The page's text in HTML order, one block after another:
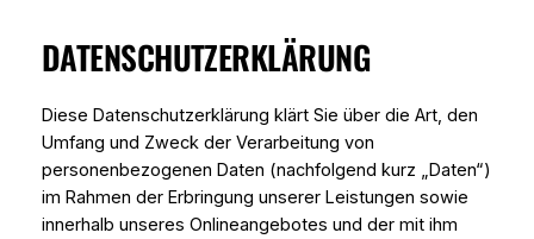
DATENSCHUTZERKLÄRUNG
Diese Datenschutzerklärung klärt Sie über die Art, den
Umfang und Zweck der Verarbeitung von
personenbezogenen Daten (nachfolgend kurz „Daten“)
im Rahmen der Erbringung unserer Leistungen sowie
innerhalb unseres Onlineangebotes und der mit ihm